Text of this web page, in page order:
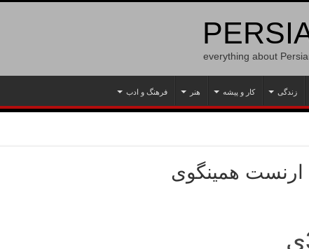
everything about
زندگی کار و پیشه هنر فرهنگ و ادب
ارنست همینگوی